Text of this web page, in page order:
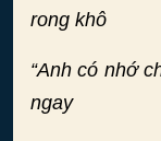
rong khô
“Anh có nhớ
ngay